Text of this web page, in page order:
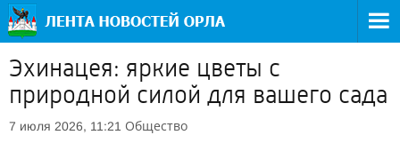
Эхинацея: яркие цветы с
природной силой для вашего сада
7 июля 2026, 11:21 Общество